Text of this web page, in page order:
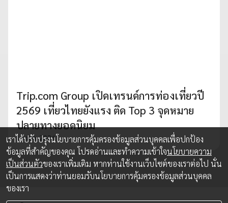
Trip.com Group เปิดเทรนด์การท่องเที่ยวปี
2569 เที่ยวไทยยังแรง ติด Top 3 จุดหมาย
ปลายทางยอดนิยม
15 ม.ค. 2026
เราได้ปรับปรุงนโยบายการคุ้มครองข้อมูลส่วนบุคคลเพื่อปกป้อง
ข้อมูลที่สำคัญของคุณ โปรดอ่านและทำความเข้าใจนโยบายความ
เป็นส่วนตัวของเราเพิ่มเติม หากท่านใช้งานเว็บไซต์ของเราต่อไป นั่น
เป็นการแสดงว่าท่านยอมรับนโยบายการคุ้มครองข้อมูลส่วนบุคคล
ของเรา